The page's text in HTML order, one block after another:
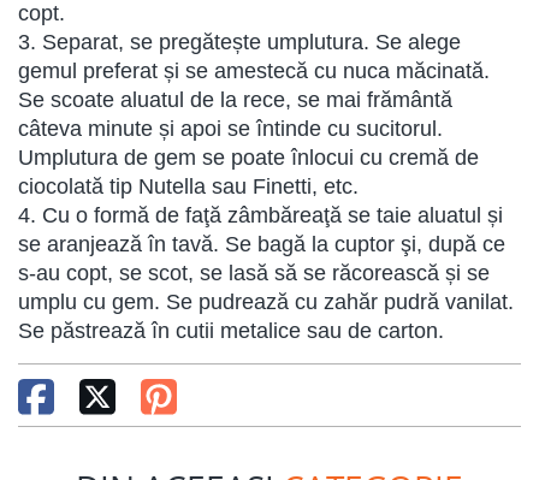
copt.
3. Separat, se pregătește umplutura. Se alege
gemul preferat și se amestecă cu nuca măcinată.
Se scoate aluatul de la rece, se mai frământă
câteva minute și apoi se întinde cu sucitorul.
Umplutura de gem se poate înlocui cu cremă de
ciocolată tip Nutella sau Finetti, etc.
4. Cu o formă de faţă zâmbăreaţă se taie aluatul și
se aranjează în tavă. Se bagă la cuptor şi, după ce
s-au copt, se scot, se lasă să se răcorească și se
umplu cu gem. Se pudrează cu zahăr pudră vanilat.
Se păstrează în cutii metalice sau de carton.